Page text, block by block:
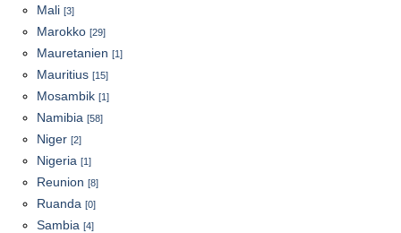
Mali [3]
Marokko [29]
Mauretanien [1]
Mauritius [15]
Mosambik [1]
Namibia [58]
Niger [2]
Nigeria [1]
Reunion [8]
Ruanda [0]
Sambia [4]